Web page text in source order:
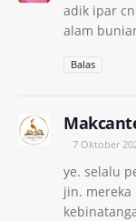
adik ipar
alam
Balas
7 Oktober
ye. selalu
jin. mereka